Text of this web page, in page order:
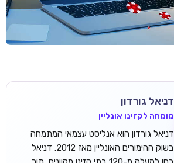
דניאל גורדון
מומחה לקזינו אונליין
דניאל גורדון הוא אנליסט עצמאי המתמחה
בשוק ההימורים האונליין מאז 2012. דניאל